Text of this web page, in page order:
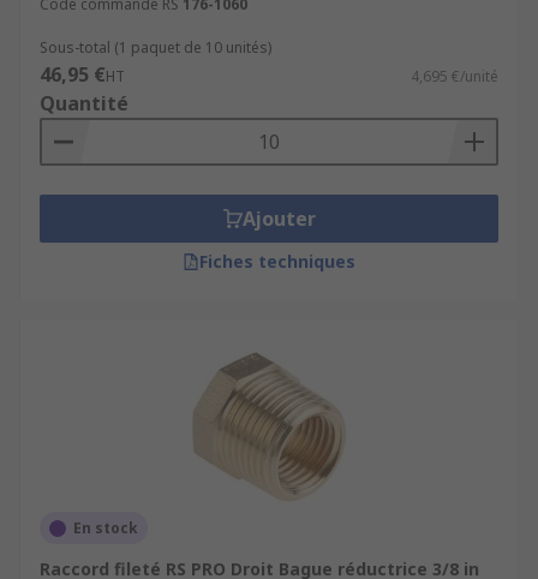
Code commande RS 176-1060
Sous-total (1 paquet de 10 unités)
46,95 €HT 4,695 €/unité
Quantité
Ajouter
Fiches techniques
En stock
Raccord fileté RS PRO Droit Bague réductrice 3/8 in